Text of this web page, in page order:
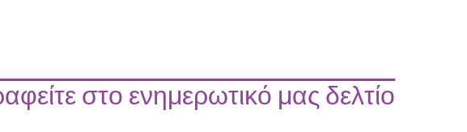
στο ενημερωτικό μας δελτίο